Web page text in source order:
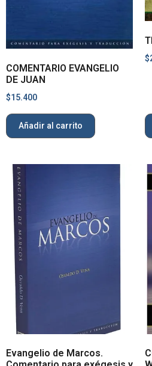
COMENTARIO EVANGELIO
DE JUAN
$15.400
Añadir al carrito
$
Evangelio de Marcos.